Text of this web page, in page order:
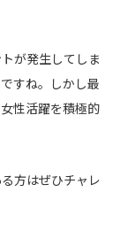
が発生してしま
すね。しかし最
性活躍を積極的
方はぜひチャレ